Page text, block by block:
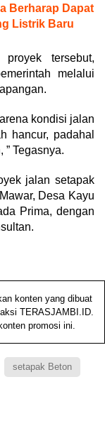
Berharap Dapat
Listrik Baru
tersebut,
melalui
kondisi jalan
hancur, padahal
Tegasnya.
jalan setapak
Desa Kayu
Prima, dengan
konten yang dibuat
TERASJAMBI.ID.
promosi ini.
setapak Beton